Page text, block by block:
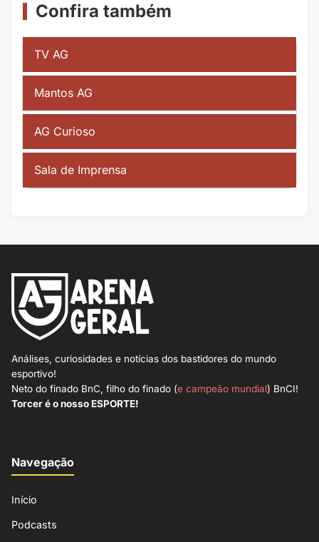
Confira também
TV AG
Mantos AG
AG Curioso
Sala de Imprensa
Análises, curiosidades e notícias dos bastidores do mundo
esportivo!
Neto do finado BnC, filho do finado (e campeão mundial) BnCI!
Torcer é o nosso ESPORTE!
Navegação
Início
Podcasts